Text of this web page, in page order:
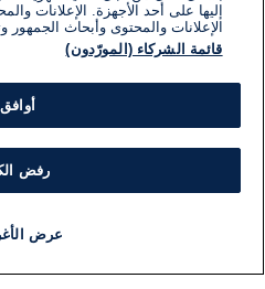
إليها على أحد الأجهزة. الإعلانات
الإعلانات والمحتوى وأبحاث الجمهور
قائمة الشركاء (المورّدون)
أوافق
رفض
عرض